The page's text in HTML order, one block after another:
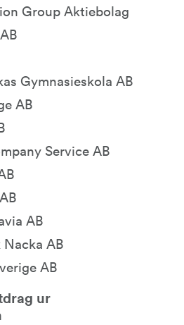
Group Aktiebolag
Gymnasieskola AB
AB
Service AB
AB
AB
AB
ur